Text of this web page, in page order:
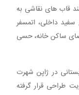
قاب های نقاشی به
داخلی، اتمسفر
ساکن خانه، حسی
در ژاپن شهرت
طراحی قرار گرفته